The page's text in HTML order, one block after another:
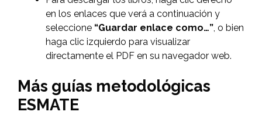
en los enlaces que verá a continuación y
seleccione “Guardar enlace como…”, o bien
haga clic izquierdo para visualizar
directamente el PDF en su navegador web.
Más guías metodológicas
ESMATE